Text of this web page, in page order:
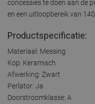
concessies te doen aan de
en een uitloopbereik van
Productspecificatie:
Materiaal: Messing
Kop: Keramisch
Afwerking: Zwart
Perlator: Ja
Doorstroomklasse: A